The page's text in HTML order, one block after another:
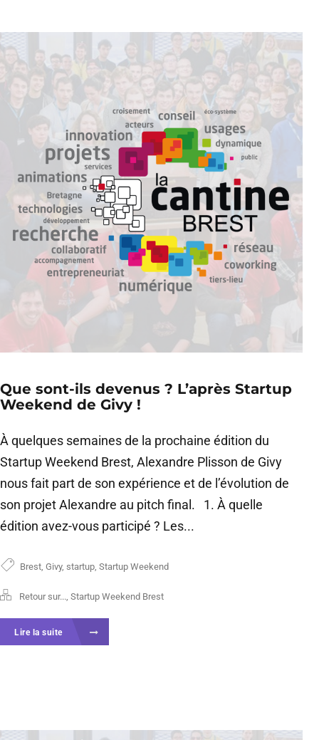
Que sont-ils devenus ? L’après Startup
Weekend de Givy !
À quelques semaines de la prochaine édition du
Startup Weekend Brest, Alexandre Plisson de Givy
nous fait part de son expérience et de l’évolution de
son projet Alexandre au pitch final. 1. À quelle
édition avez-vous participé ? Les...
Brest Givy, startup Startup Weekend
Retour sur... Startup Weekend Brest
Lire la suite